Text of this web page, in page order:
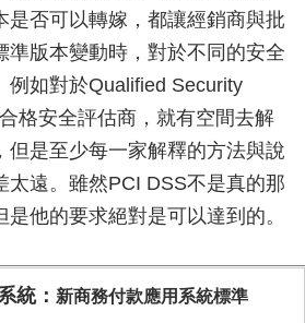
是否可以轉嫁，都讓經銷商與批
準版本變動時，對於不同的安全
例如對於Qualified Security
格安全評估商，就有空間去解
但是至少每一家解釋的方法與說
太遠。雖然PCI DSS不是真的那
他的要求絕對是可以達到的。
統： 新商務付款應用系統標準